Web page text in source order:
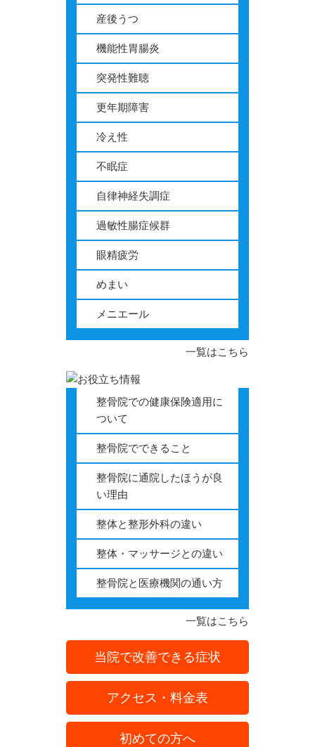
産後うつ
機能性胃腸炎
突発性難聴
更年期障害
冷え性
不眠症
自律神経失調症
過敏性腸症候群
眼精疲労
めまい
メニエール
一覧はこちら
整骨院での健康保険適用に
ついて
整骨院でできること
整骨院に通院したほうが良
い理由
整体と整形外科の違い
整体・マッサージとの違い
整骨院と医療機関の通い方
一覧はこちら
当院で改善できる症状
アクセス・料金表
初めての方へ